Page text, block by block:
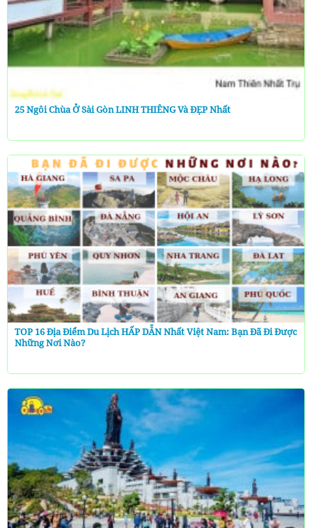
25 Ngôi Chùa Ở Sài Gòn LINH THIÊNG Và ĐẸP Nhất
TOP 16 Địa Điểm Du Lịch HẤP DẪN Nhất Việt Nam: Bạn Đã Đi Được
Những Nơi Nào?